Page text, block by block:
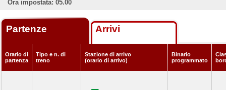
Ora impostata: 05.00
Partenze Arrivi
Orario di
partenza
Tipo e n. di
treno
Stazione di arrivo
(orario di arrivo)
Binario
programmato